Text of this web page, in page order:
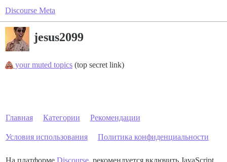
Discourse Meta
jesus2099
your muted topics (top secret link)
Главная Категории Рекомендации
Условия использования Политика конфиденциальности
На платформе Discourse, рекомендуется включить JavaScript